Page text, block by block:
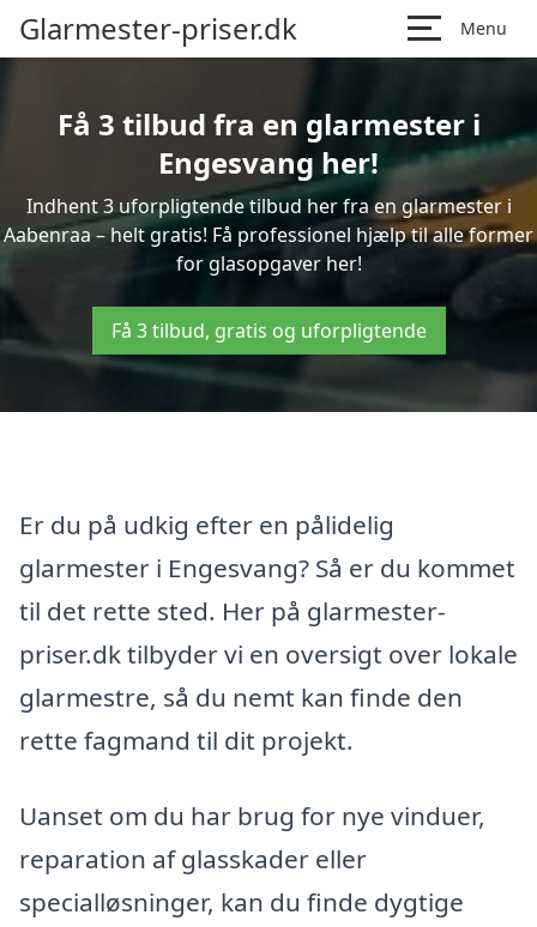
Glarmester-priser.dk Menu
Få 3 tilbud fra en glarmester i
Engesvang her!
Indhent 3 uforpligtende tilbud her fra en glarmester i
Aabenraa – helt gratis! Få professionel hjælp til alle former
for glasopgaver her!
Få 3 tilbud, gratis og uforpligtende
Er du på udkig efter en pålidelig
glarmester i Engesvang? Så er du kommet
til det rette sted. Her på glarmester-
priser.dk tilbyder vi en oversigt over lokale
glarmestre, så du nemt kan finde den
rette fagmand til dit projekt.
Uanset om du har brug for nye vinduer,
reparation af glasskader eller
specialløsninger, kan du finde dygtige